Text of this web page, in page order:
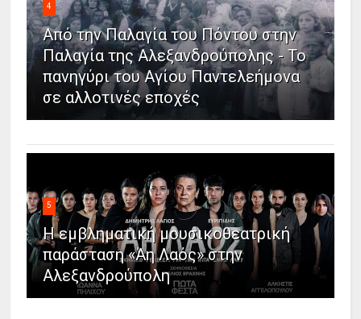
4
Από την Παλαγία του Πόντου στην
Παλαγία της Αλεξανδρούπολης - Το
πανηγύρι του Αγίου Παντελεήμονα
σε αλλοτινές εποχές
5
Η εμβληματική μουσικοθεατρική
παράσταση «Άη Λαός» στην
Αλεξανδρούπολη